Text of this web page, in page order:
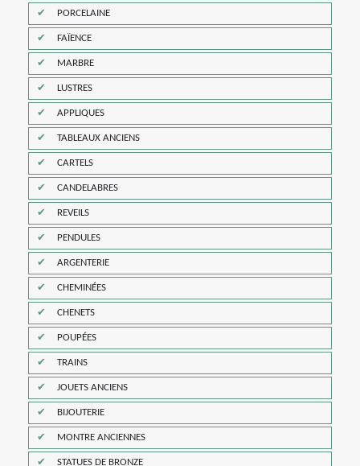
PORCELAINE
FAÏENCE
MARBRE
LUSTRES
APPLIQUES
TABLEAUX ANCIENS
CARTELS
CANDELABRES
REVEILS
PENDULES
ARGENTERIE
CHEMINÉES
CHENETS
POUPÉES
TRAINS
JOUETS ANCIENS
BIJOUTERIE
MONTRE ANCIENNES
STATUES DE BRONZE